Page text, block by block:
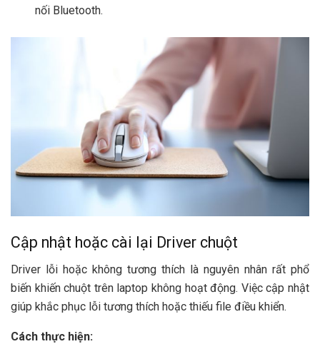
nối Bluetooth.
Cập nhật hoặc cài lại Driver chuột
Driver lỗi hoặc không tương thích là nguyên nhân rất phổ
biến khiến chuột trên laptop không hoạt động. Việc cập nhật
giúp khắc phục lỗi tương thích hoặc thiếu file điều khiển.
Cách thực hiện: